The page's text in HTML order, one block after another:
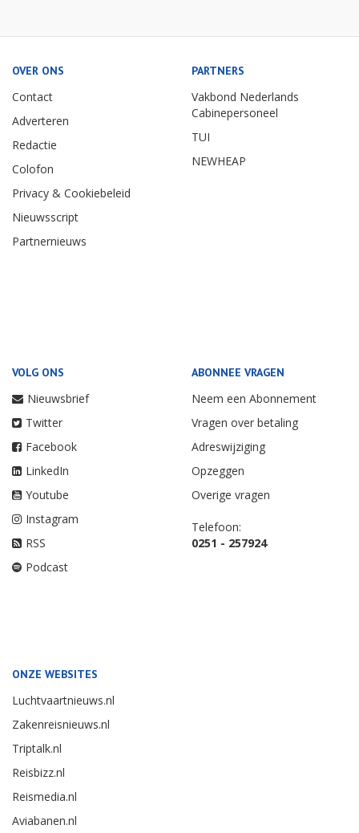
OVER ONS
Contact
Adverteren
Redactie
Colofon
Privacy & Cookiebeleid
Nieuwsscript
Partnernieuws
PARTNERS
Vakbond Nederlands
Cabinepersoneel
TUI
NEWHEAP
VOLG ONS
Nieuwsbrief
Twitter
Facebook
LinkedIn
Youtube
Instagram
RSS
Podcast
ABONNEE VRAGEN
Neem een Abonnement
Vragen over betaling
Adreswijziging
Opzeggen
Overige vragen
Telefoon:
0251 - 257924
ONZE WEBSITES
Luchtvaartnieuws.nl
Zakenreisnieuws.nl
Triptalk.nl
Reisbizz.nl
Reismedia.nl
Aviabanen.nl